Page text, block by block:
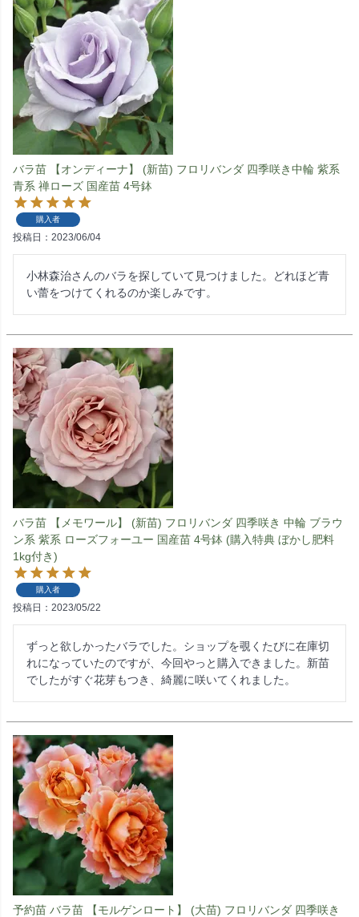
バラ苗 【オンディーナ】 (新苗) フロリバンダ 四季咲き中輪 紫系
青系 禅ローズ 国産苗 4号鉢
購入者
投稿日 2023/06/04
小林森治さんのバラを探していて見つけました。どれほど青
い蕾をつけてくれるのか楽しみです。
バラ苗 【メモワール】 (新苗) フロリバンダ 四季咲き 中輪 ブラウ
ン系 紫系 ローズフォーユー 国産苗 4号鉢 (購入特典 ぼかし肥料
1kg付き)
購入者
投稿日 2023/05/22
ずっと欲しかったバラでした。ショップを覗くたびに在庫切
れになっていたのですが、今回やっと購入できました。新苗
でしたがすぐ花芽もつき、綺麗に咲いてくれました。
予約苗 バラ苗 【モルゲンロート】 (大苗) フロリバンダ 四季咲き